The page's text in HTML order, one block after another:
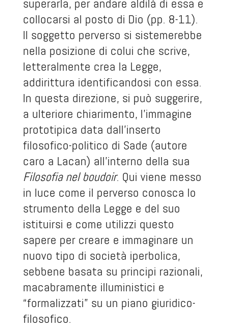
superarla, per andare aldilà di essa e
collocarsi al posto di Dio (pp. 8-11).
Il soggetto perverso si sistemerebbe
nella posizione di colui che scrive,
letteralmente crea la Legge,
addirittura identificandosi con essa.
In questa direzione, si può suggerire,
a ulteriore chiarimento, l’immagine
prototipica data dall’inserto
filosofico-politico di Sade (autore
caro a Lacan) all’interno della sua
Filosofia nel boudoir. Qui viene messo
in luce come il perverso conosca lo
strumento della Legge e del suo
istituirsi e come utilizzi questo
sapere per creare e immaginare un
nuovo tipo di società iperbolica,
sebbene basata su principi razionali,
macabramente illuministici e
“formalizzati” su un piano giuridico-
filosofico.